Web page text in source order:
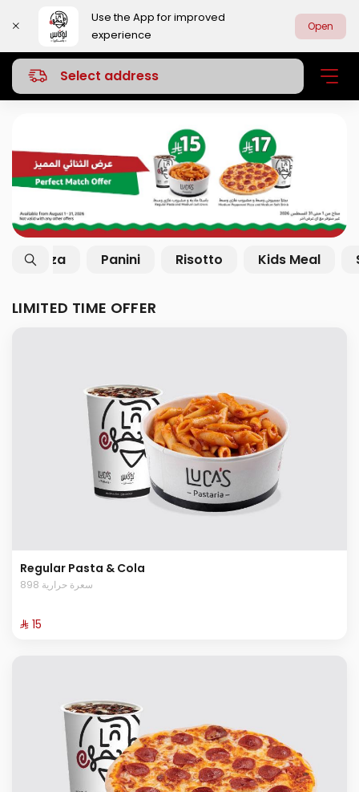
Use the App for improved
experience
Open
Select address
Limited Time Offer Combo Meals
LIMITED TIME OFFER
Regular Pasta & Cola
898 سعرة حرارية
⁨⁦‪‬ 15⁩